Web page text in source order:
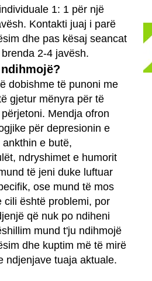
1: 1 për një
Kontakti juaj i parë
dhe pas kësaj seancat
2-4 javësh.
dobishme të punoni me
gjetur mënyra për të
Mendja ofron
për depresionin e
e butë,
ndryshimet e humorit
të jeni duke luftuar
ose mund të mos
cili është problemi, por
që nuk po ndiheni
mund t'ju ndihmojë
dhe kuptim më të mirë
ndjenjave tuaja aktuale.